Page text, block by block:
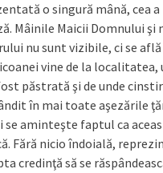
o singură mână, cea
Mâinile Maicii Domnului şi
nu sunt vizibile, ci se află
vine de la localitatea,
păstrată şi de unde
în mai toate aşezările
aminteşte faptul ca
Fără nicio îndoială,
credinţă să se